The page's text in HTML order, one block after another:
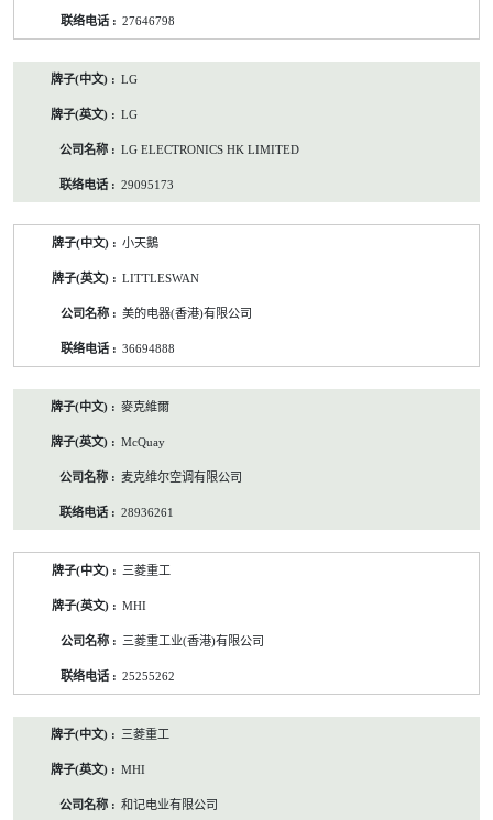
27646798
LG
LG
LG ELECTRONICS HK LIMITED
29095173
小天鵝
LITTLESWAN
美的电器(香港)有限公司
36694888
麥克維爾
McQuay
麦克维尔空调有限公司
28936261
三菱重工
MHI
三菱重工业(香港)有限公司
25255262
三菱重工
MHI
和记电业有限公司